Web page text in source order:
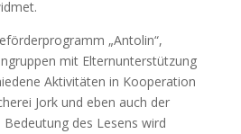
„Antolin“,
mit Elternunterstützung
Aktivitäten in Kooperation
Jork und eben auch der
des Lesens wird